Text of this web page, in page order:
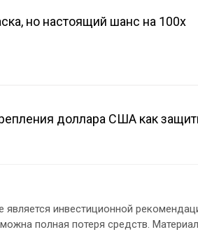
но настоящий шанс на 100x
доллара США как
инвестиционной
полная потеря средств.